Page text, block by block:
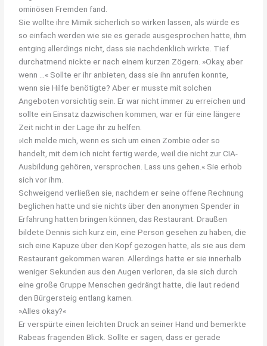
ominösen Fremden fand.
Sie wollte ihre Mimik sicherlich so wirken lassen, als würde es
so einfach werden wie sie es gerade ausgesprochen hatte, ihm
entging allerdings nicht, dass sie nachdenklich wirkte. Tief
durchatmend nickte er nach einem kurzen Zögern. »Okay, aber
wenn …« Sollte er ihr anbieten, dass sie ihn anrufen konnte,
wenn sie Hilfe benötigte? Aber er musste mit solchen
Angeboten vorsichtig sein. Er war nicht immer zu erreichen und
sollte ein Einsatz dazwischen kommen, war er für eine längere
Zeit nicht in der Lage ihr zu helfen.
»Ich melde mich, wenn es sich um einen Zombie oder so
handelt, mit dem ich nicht fertig werde, weil die nicht zur CIA-
Ausbildung gehören, versprochen. Lass uns gehen.« Sie erhob
sich vor ihm.
Schweigend verließen sie, nachdem er seine offene Rechnung
beglichen hatte und sie nichts über den anonymen Spender in
Erfahrung hatten bringen können, das Restaurant. Draußen
bildete Dennis sich kurz ein, eine Person gesehen zu haben, die
sich eine Kapuze über den Kopf gezogen hatte, als sie aus dem
Restaurant gekommen waren. Allerdings hatte er sie innerhalb
weniger Sekunden aus den Augen verloren, da sie sich durch
eine große Gruppe Menschen gedrängt hatte, die laut redend
den Bürgersteig entlang kamen.
»Alles okay?«
Er verspürte einen leichten Druck an seiner Hand und bemerkte
Rabeas fragenden Blick. Sollte er sagen, dass er gerade